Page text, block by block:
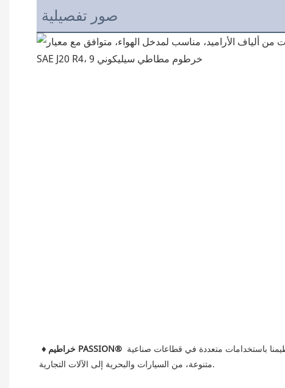
صور تفصيلية
متنوعة، من السيارات والبحرية إلى الآلات التجارية.